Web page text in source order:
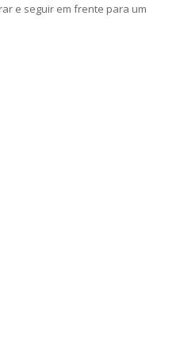
e seguir em frente para um